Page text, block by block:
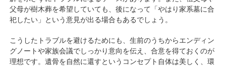
父母が樹木葬を希望していても、後になって「やはり家系墓に合
祀したい」という意見が出る場合もあるでしょう。
こうしたトラブルを避けるためにも、生前のうちからエンディン
グノートや家族会議でしっかり意向を伝え、合意を得ておくのが
理想です。遺骨を自然に還すというコンセプト自体は美しく、環